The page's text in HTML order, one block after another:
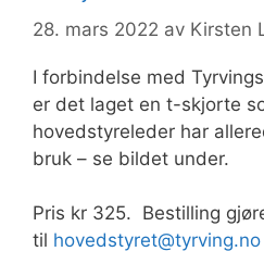
28. mars 2022 av Kirsten
I forbindelse med
er det laget en t-skjorte
hovedstyreleder har
bruk – se bildet under.
Pris kr 325. Bestilling
til hovedstyret@tyrving.no